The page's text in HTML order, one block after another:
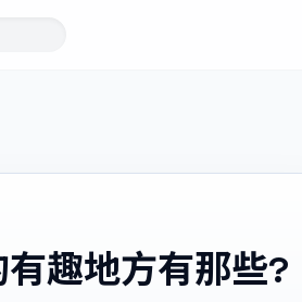
趣地方有那些?